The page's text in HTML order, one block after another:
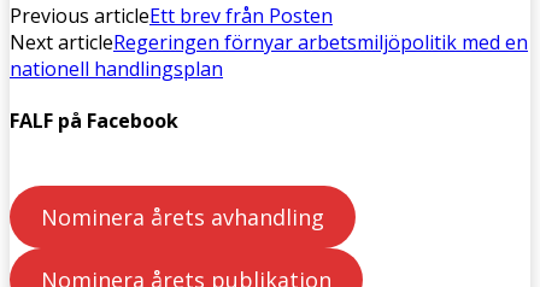
Previous articleEtt brev från Posten
Next articleRegeringen förnyar arbetsmiljöpolitik med en
nationell handlingsplan
FALF på Facebook
Nominera årets avhandling
Nominera årets publikation